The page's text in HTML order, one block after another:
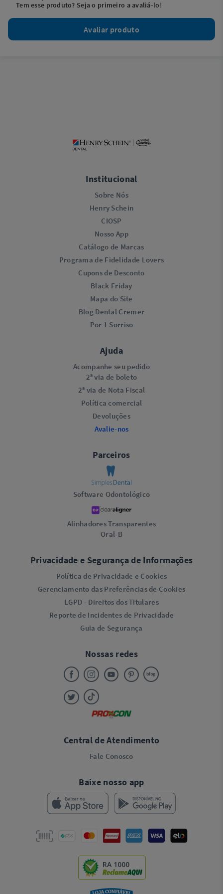
Tem esse produto? Seja o primeiro a avaliá-lo!
Avaliar produto
Institucional
Sobre Nós
Henry Schein
CIOSP
Nosso App
Catálogo de Marcas
Programa de Fidelidade Lovers​
Cupons de Desconto
Black Friday
Mapa do Site
Blog Dental Cremer
Por 1 Sorriso
Ajuda
Acompanhe seu pedido
2ª via de boleto
2ª via de Nota Fiscal
Política comercial
Devoluções
Avalie-nos
Parceiros
Software Odontológico
Alinhadores Transparentes
Oral-B
Privacidade e Segurança de Informações
Política de Privacidade e Cookies
Gerenciamento das Preferências de Cookies
LGPD - Direitos dos Titulares
Reporte de Incidentes de Privacidade
Guia de Segurança
Nossas redes
Central de Atendimento
Fale Conosco
Baixe nosso app
RA 1000